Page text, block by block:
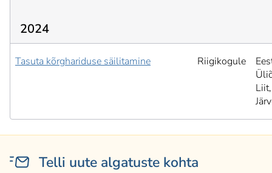
2024
Tasuta kõrghariduse säilitamine Riigikogule
Liit,
Telli uute algatuste kohta